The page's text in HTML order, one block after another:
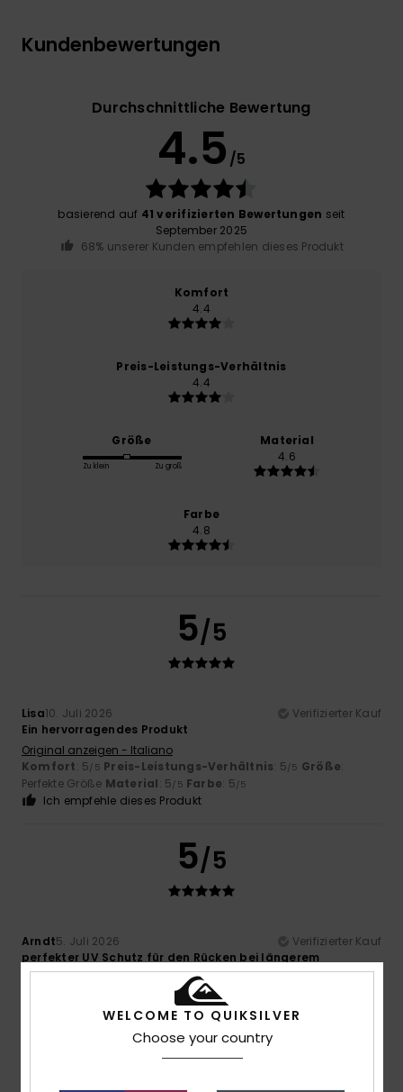
Kundenbewertungen
Durchschnittliche Bewertung
4.5 /5
basierend auf 41 verifizierten Bewertungen seit
September 2025
68% unserer Kunden empfehlen dieses Produkt
Komfort
4.4
Preis-Leistungs-Verhältnis
4.4
Größe
Zu klein Zu groß
Material
4.6
Farbe
4.8
5/5
Lisa10. Juli 2026
Verifizierter Kauf
Ein hervorragendes Produkt
Original anzeigen - Italiano
Komfort: 5/5 Preis-Leistungs-Verhältnis: 5/5 Größe:
Perfekte Größe Material: 5/5 Farbe: 5/5
Ich empfehle dieses Produkt
5/5
Arndt5. Juli 2026
Verifizierter Kauf
perfekter UV Schutz für den Rücken bei längerem
Schwimmen im Meer, schöne Farbe, sieht cool aus, wie im
Preis-Leistungs-Verhältnis
Perfekte GrößeMaterial: 5 Farbe : 5
Ich empfehle dieses Produkt
WELCOME TO QUIKSILVER
Choose your country